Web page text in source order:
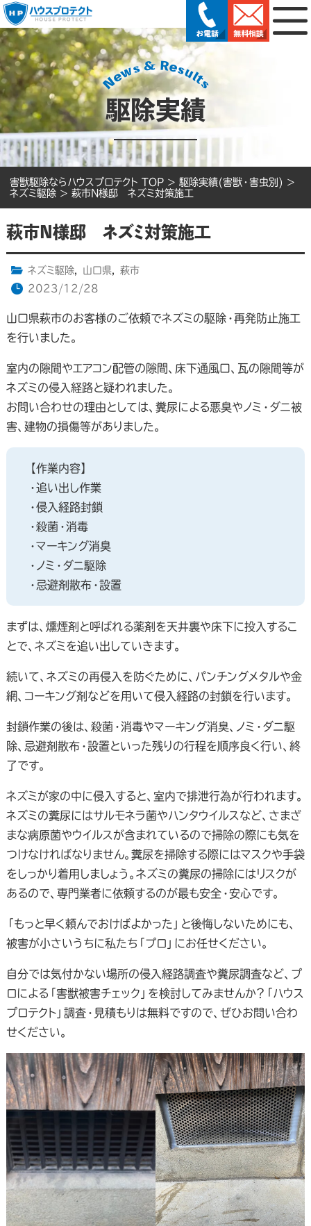
駆除実績
害獣駆除ならハウスプロテクト TOP > 駆除実績(害獣・害虫別) >
ネズミ駆除 > 萩市N様邸 ネズミ対策施工
萩市N様邸 ネズミ対策施工
ネズミ駆除, 山口県,
萩市
2023/12/28
山口県萩市のお客様のご依頼でネズミの駆除・再発防止施工
を行いました。
室内の隙間やエアコン配管の隙間、床下通風口、瓦の隙間等が
ネズミの侵入経路と疑われました。
お問い合わせの理由としては、糞尿による悪臭やノミ・ダニ被
害、建物の損傷等がありました。
【作業内容】
・追い出し作業
・侵入経路封鎖
・殺菌・消毒
・マーキング消臭
・ノミ・ダニ駆除
・忌避剤散布・設置
まずは、燻煙剤と呼ばれる薬剤を天井裏や床下に投入するこ
とで、ネズミを追い出していきます。
続いて、ネズミの再侵入を防ぐために、パンチングメタルや金
網、コーキング剤などを用いて侵入経路の封鎖を行います。
封鎖作業の後は、殺菌・消毒やマーキング消臭、ノミ・ダニ駆
除、忌避剤散布・設置といった残りの行程を順序良く行い、終
了です。
ネズミが家の中に侵入すると、室内で排泄行為が行われます。
ネズミの糞尿にはサルモネラ菌やハンタウイルスなど、さまざ
まな病原菌やウイルスが含まれているので掃除の際にも気を
つけなければなりません。糞尿を掃除する際にはマスクや手袋
をしっかり着用しましょう。ネズミの糞尿の掃除にはリスクが
あるので、専門業者に依頼するのが最も安全・安心です。
「もっと早く頼んでおけばよかった」と後悔しないためにも、
被害が小さいうちに私たち「プロ」にお任せください。
自分では気付かない場所の侵入経路調査や糞尿調査など、プ
ロによる「害獣被害チェック」を検討してみませんか？「ハウス
プロテクト」調査・見積もりは無料ですので、ぜひお問い合わ
せください。